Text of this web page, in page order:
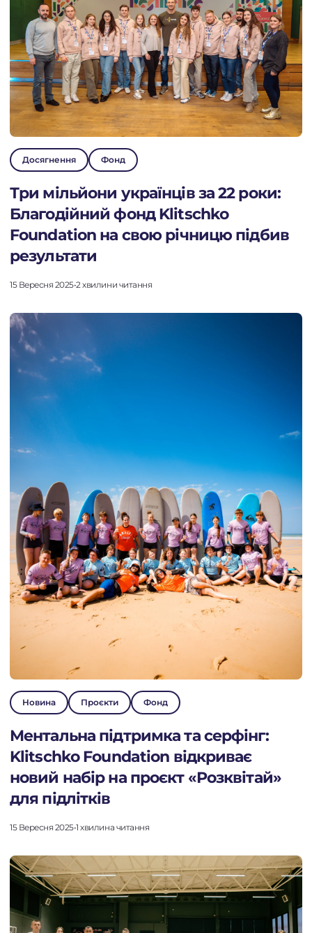
Досягнення Фонд
Три мільйони українців за 22 роки:
Благодійний фонд Klitschko
Foundation на свою річницю підбив
результати
15 Вересня 2025•2 хвилини читання
Новина Проєкти Фонд
Ментальна підтримка та серфінг:
Klitschko Foundation відкриває
новий набір на проєкт «Розквітай»
для підлітків
15 Вересня 2025•1 хвилина читання